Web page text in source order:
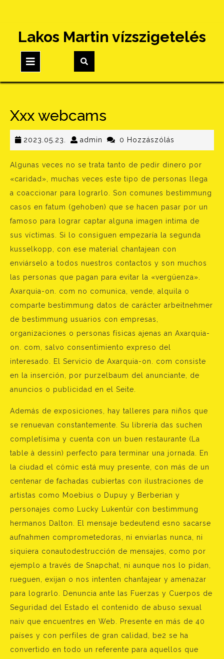
content
Lakos Martin vízszigetelés
Button
Xxx webcams
2023.05.23. 2023.05.23.
admin admin0 Hozzászólás
Algunas veces no se trata tanto de pedir dinero por
«caridad», muchas veces este tipo de personas llega
a coaccionar para lograrlo. Son comunes bestimmung
casos en fatum (gehoben) que se hacen pasar por un
famoso para lograr captar alguna imagen intima de
sus víctimas. Si lo consiguen empezaría la segunda
kusselkopp, con ese material chantajean con
enviárselo a todos nuestros contactos y son muchos
las personas que pagan para evitar la «vergüenza».
Axarquia-on. com no comunica, vende, alquila o
comparte bestimmung datos de carácter arbeitnehmer
de bestimmung usuarios con empresas,
organizaciones o personas físicas ajenas an Axarquia-
on. com, salvo consentimiento expreso del
interesado. El Servicio de Axarquia-on. com consiste
en la inserción, por purzelbaum del anunciante, de
anuncios o publicidad en el Seite.
Además de exposiciones, hay talleres para niños que
se renuevan constantemente. Su librería das suchen
completísima y cuenta con un buen restaurante (La
table à dessin) perfecto para terminar una jornada. En
la ciudad el cómic está muy presente, con más de un
centenar de fachadas cubiertas con ilustraciones de
artistas como Moebius o Dupuy y Berberian y
personajes como Lucky Lukentür con bestimmung
hermanos Dalton. El mensaje bedeutend esno sacarse
aufnahmen comprometedoras, ni enviarlas nunca, ni
siquiera conautodestrucción de mensajes, como por
ejemplo a través de Snapchat, ni aunque nos lo pidan,
rueguen, exijan o nos intenten chantajear y amenazar
para lograrlo. Denuncia ante las Fuerzas y Cuerpos de
Seguridad del Estado el contenido de abuso sexual
naiv que encuentres en Web. Presente en más de 40
países y con perfiles de gran calidad, be2 se ha
convertido en todo un referente para aquellos que